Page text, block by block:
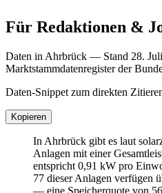
Für Redaktionen &
Daten in Ahrbrück — Stand 28.
Marktstammdatenregister der
Daten-Snippet zum direkten
Kopieren
In Ahrbrück gibt es laut
Anlagen mit einer
entspricht 0,91 kW pro
77 dieser Anlagen verfügen